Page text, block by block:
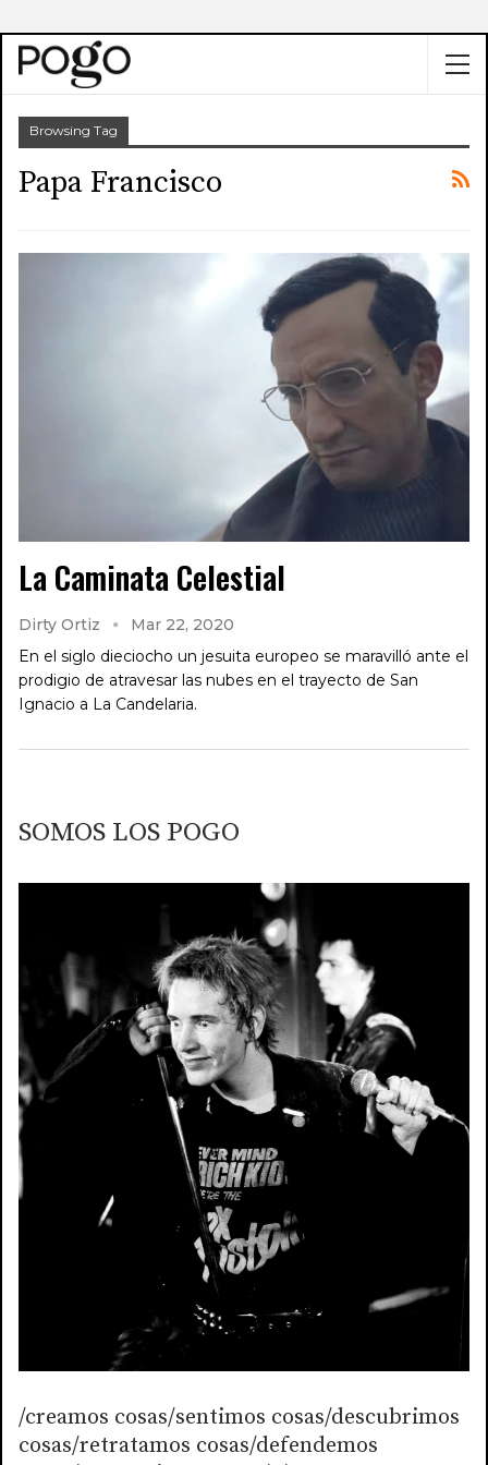
Browsing Tag
Papa Francisco
La Caminata Celestial
Dirty Ortiz
Mar 22, 2020
En el siglo dieciocho un jesuita europeo se maravilló ante el
prodigio de atravesar las nubes en el trayecto de San
Ignacio a La Candelaria.
SOMOS LOS POGO
/creamos cosas/sentimos cosas/descubrimos
cosas/retratamos cosas/defendemos